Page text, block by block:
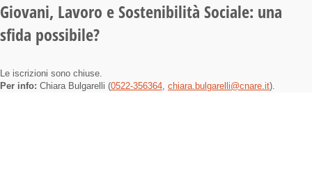
Giovani, Lavoro e Sostenibilità Sociale: una
sfida possibile?​​
Le iscrizioni sono chiuse.
Per info: Chiara Bulgarelli (0522-356364, chiara.bulgarelli@cnare.it).